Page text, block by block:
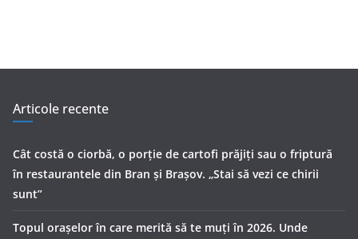
Articole recente
Cât costă o ciorbă, o porţie de cartofi prăjiţi sau o friptură
în restaurantele din Bran şi Braşov. „Stai să vezi ce chirii
sunt”
Topul orașelor în care merită să te muți în 2026. Unde